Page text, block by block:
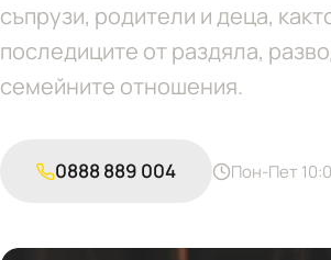
съпрузи, родители и деца,
последиците от раздяла,
семейните отношения.
0888 889 004 Пон-Пет